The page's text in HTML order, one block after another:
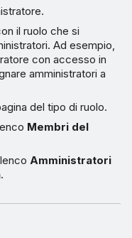
il ruolo che si
Ad esempio,
con accesso in
amministratori a
del tipo di ruolo.
Membri del
Amministratori
.